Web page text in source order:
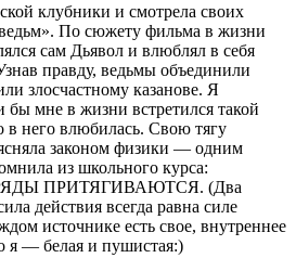
клубники и смотрела своих
По сюжету фильма в жизни
сам Дьявол и влюблял в себя
правду, ведьмы объединили
злосчастному казанове. Я
бы мне в жизни встретился такой
в него влюбилась. Свою тягу
законом физики — одним
из школьного курса:
ПРИТЯГИВАЮТСЯ. (Два
действия всегда равна силе
источнике есть свое, внутреннее
я — белая и пушистая:)